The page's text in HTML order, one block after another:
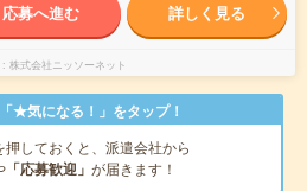
応募へ進む 詳しく見る
株式会社ニッソーネット
★気になる！」をタップ！
押しておくと、派遣会社から
「応募歓迎」 が届きます！